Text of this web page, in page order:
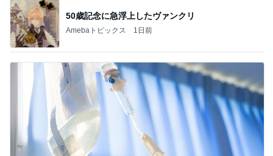
50歳記念に急浮上したヴァンクリ
Amebaトピックス 1日前